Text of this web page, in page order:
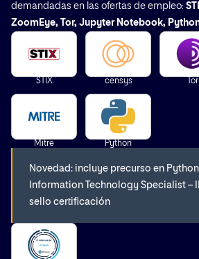
demandadas en las ofertas de empleo:
ZoomEye, Tor, Jupyter Notebook, Python
STIX censys Tor
Mitre Python
Novedad: incluye precurso en
Information Technology Specialist –
sello certificación